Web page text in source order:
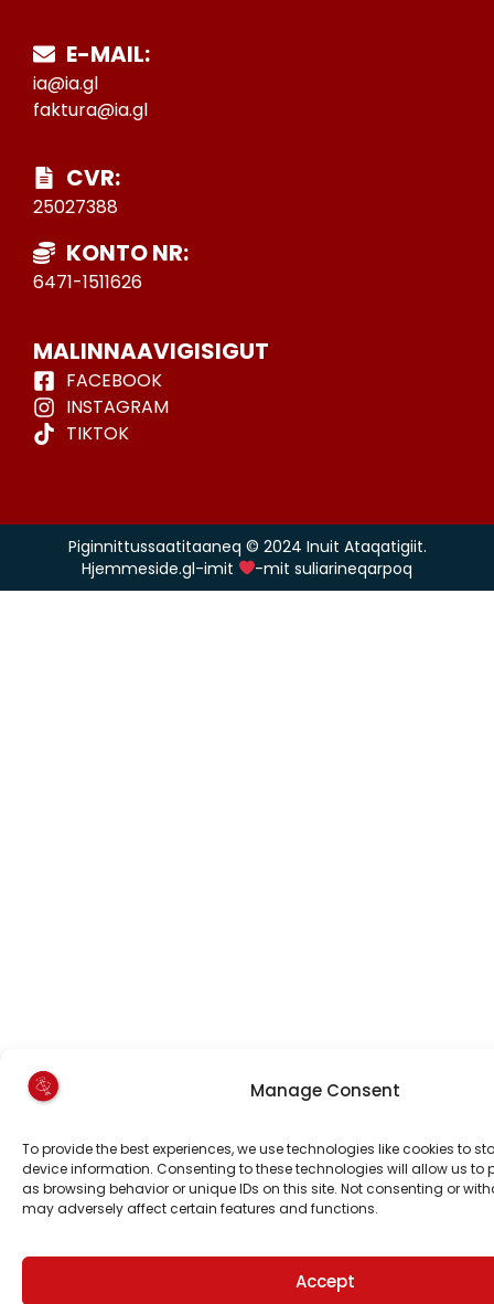
Manage Consent
To provide the best experiences, we use technologies like cookies to
device information. Consenting to these technologies will allow us to
as browsing behavior or unique IDs on this site. Not consenting or
may adversely affect certain features and functions.
Accept
E-MAIL:
ia@ia.gl
faktura@ia.gl
CVR:
25027388
KONTO NR:
6471-1511626
MALINNAAVIGISIGUT
FACEBOOK
INSTAGRAM
TIKTOK
Piginnittussaatitaaneq © 2024 Inuit Ataqatigiit.
Hjemmeside.gl-imit
-mit suliarineqarpoq